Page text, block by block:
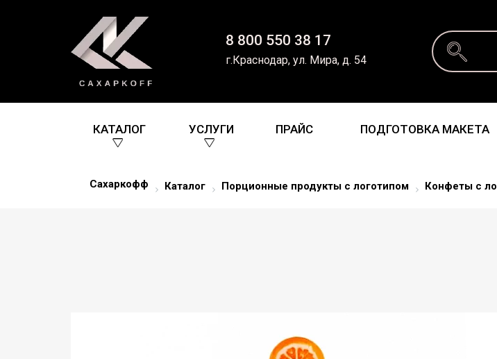
8 800 550 38 17
г.Краснодар, ул. Мира, д. 54
КАТАЛОГ УСЛУГИ ПРАЙС ПОДГОТОВКА МАКЕТА
Сахаркофф Каталог Порционные продукты с логотипом Конфеты с